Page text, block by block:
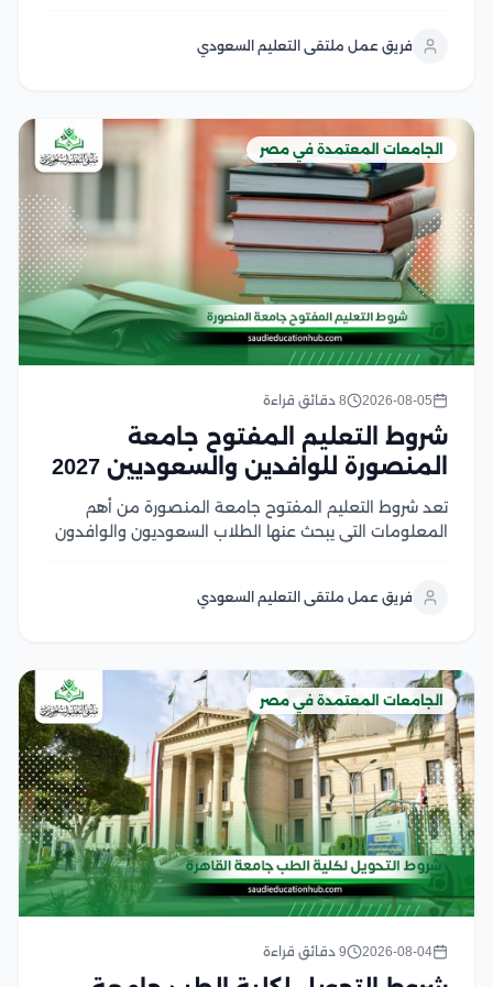
شروط القبول، وشروط...
فريق عمل ملتقى التعليم السعودي
الجامعات المعتمدة في مصر
2026-08-05 8 دقائق قراءة
شروط التعليم المفتوح جامعة
المنصورة للوافدين والسعوديين 2027
تعد شروط التعليم المفتوح جامعة المنصورة من أهم
المعلومات التي يبحث عنها الطلاب السعوديون والوافدون
وفق متطلبات مناسبة للدارسين في هذا المقال سوف
فريق عمل ملتقى التعليم السعودي
الجامعات المعتمدة في مصر
2026-08-04 9 دقائق قراءة